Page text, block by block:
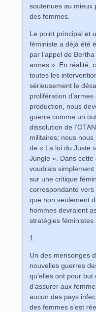
soutenues au mieux
des femmes.
Le point principal et
féministe a déjà été
par l’appel de
armes ». En réalité,
toutes les
sérieusement le
prolifération
production, nous
guerre comme un
dissolution de
militaires; nous
de « La loi du Juste
Jungle ». Dans
voudrais
sur une critique
correspondante
que non seulement
hommes devraient
stratégies féministes.
1.
Un des mensonges
nouvelles guerres
qu’elles ont pour
d’assurer aux
aucun des pays
des femmes s’est